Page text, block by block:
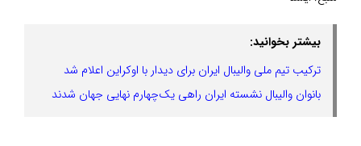
بیشتر بخوانید:
ترکیب تیم ملی والیبال ایران برای دیدار با اوکراین اعلام شد
بانوان والیبال نشسته ایران راهی یک‌چهارم نهایی جهان شدند